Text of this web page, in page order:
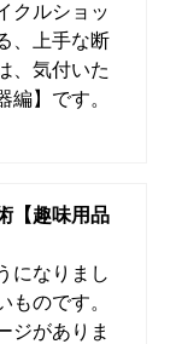
クルショッ
、上手な断
、気付いた
編】です。
【趣味用品
になりまし
ものです。
ジがありま